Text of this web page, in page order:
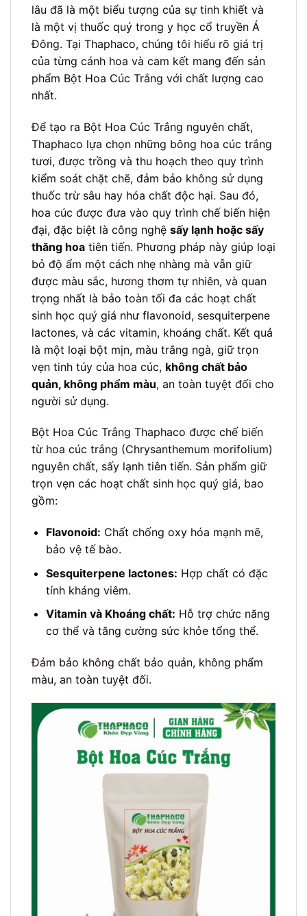
lâu đã là một biểu tượng của sự tinh khiết và
là một vị thuốc quý trong y học cổ truyền Á
Đông. Tại Thaphaco, chúng tôi hiểu rõ giá trị
của từng cánh hoa và cam kết mang đến sản
phẩm Bột Hoa Cúc Trắng với chất lượng cao
nhất.
Để tạo ra Bột Hoa Cúc Trắng nguyên chất,
Thaphaco lựa chọn những bông hoa cúc trắng
tươi, được trồng và thu hoạch theo quy trình
kiểm soát chặt chẽ, đảm bảo không sử dụng
thuốc trừ sâu hay hóa chất độc hại. Sau đó,
hoa cúc được đưa vào quy trình chế biến hiện
đại, đặc biệt là công nghệ sấy lạnh hoặc sấy
thăng hoa tiên tiến. Phương pháp này giúp loại
bỏ độ ẩm một cách nhẹ nhàng mà vẫn giữ
được màu sắc, hương thơm tự nhiên, và quan
trọng nhất là bảo toàn tối đa các hoạt chất
sinh học quý giá như flavonoid, sesquiterpene
lactones, và các vitamin, khoáng chất. Kết quả
là một loại bột mịn, màu trắng ngà, giữ trọn
vẹn tinh túy của hoa cúc, không chất bảo
quản, không phẩm màu, an toàn tuyệt đối cho
người sử dụng.
Bột Hoa Cúc Trắng Thaphaco được chế biến
từ hoa cúc trắng (Chrysanthemum morifolium)
nguyên chất, sấy lạnh tiên tiến. Sản phẩm giữ
trọn vẹn các hoạt chất sinh học quý giá, bao
gồm:
Flavonoid: Chất chống oxy hóa mạnh mẽ,
bảo vệ tế bào.
Sesquiterpene lactones: Hợp chất có đặc
tính kháng viêm.
Vitamin và Khoáng chất: Hỗ trợ chức năng
cơ thể và tăng cường sức khỏe tổng thể.
Đảm bảo không chất bảo quản, không phẩm
màu, an toàn tuyệt đối.